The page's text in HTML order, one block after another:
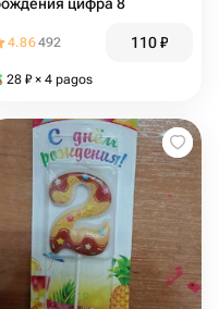
4.86492 110₽
28 ₽ × 4 pagos